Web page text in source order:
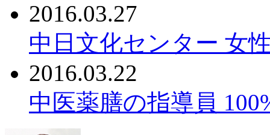
2016.03.27
中日文化センター 女
2016.03.22
中医薬膳の指導員